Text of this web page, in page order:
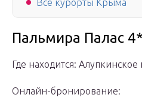
Все курорты Крыма
Пальмира Палас 4*
Где находится: Алупкинское
Онлайн-бронирование: